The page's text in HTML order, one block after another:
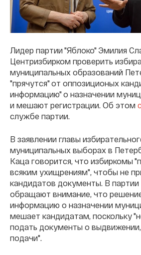
Лидер партии "Яблоко" Эмилия
Центризбирком проверить
муниципальных образований
"прячутся" от оппозиционых
информацию" о назначении
и мешают регистрации. Об этом
службе партии.
В заявлении главы
муниципальных выборах в
Каца говорится, что избиркомы
всяким ухищрениям", чтобы не
кандидатов документы. В партии
обращают внимание, что
информацию о назначении
мешает кандидатам, поскольку
подать документы о выдвижении,
подачи".